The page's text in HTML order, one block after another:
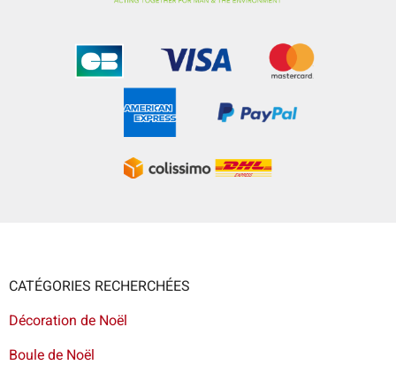
CATÉGORIES RECHERCHÉES
Décoration de Noël
Boule de Noël